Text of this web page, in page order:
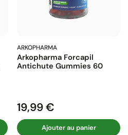
ARKOPHARMA
Arkopharma Forcapil
Antichute Gummies 60
Prix
19,99 €
Ajouter au panier